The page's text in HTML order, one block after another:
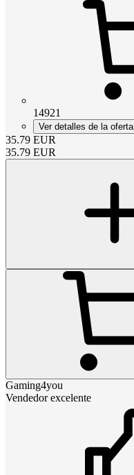
14921
Ver detalles de la oferta
35.79 EUR
35.79 EUR
Gaming4you
Vendedor excelente